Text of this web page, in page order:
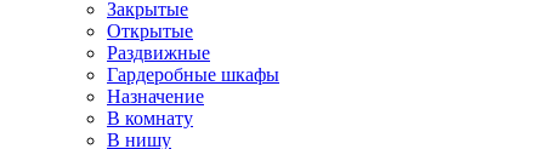
Закрытые
Открытые
Раздвижные
Гардеробные шкафы
Назначение
В комнату
В нишу